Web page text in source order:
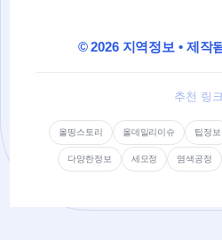
© 2026 지역정보 • 제작
추천 링크
올띵스토리 올데일리이슈 팁정보
다양한정보 세모정 염색공정